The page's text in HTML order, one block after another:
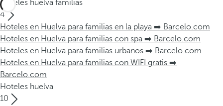
Hoteles huelva familias
4
Hoteles en Huelva para familias en la playa ➡️ Barcelo.com
Hoteles en Huelva para familias con spa ➡️ Barcelo.com
Hoteles en Huelva para familias urbanos ➡️ Barcelo.com
Hoteles en Huelva para familias con WIFI gratis ➡️
Barcelo.com
Hoteles huelva
10